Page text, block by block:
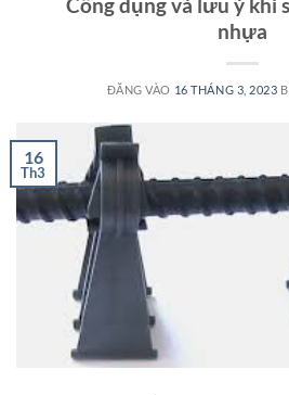
Công dụng và lưu ý khi
nhựa
ĐĂNG VÀO 16 THÁNG 3, 2023
16
Th3